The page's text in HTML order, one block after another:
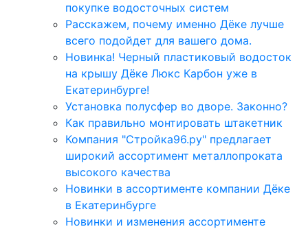
покупке водосточных систем
Расскажем, почему именно Дёке лучше
всего подойдет для вашего дома.
Новинка! Черный пластиковый водосток
на крышу Дёке Люкс Карбон уже в
Екатеринбурге!
Установка полусфер во дворе. Законно?
Как правильно монтировать штакетник
Компания "Стройка96.ру" предлагает
широкий ассортимент металлопроката
высокого качества
Новинки в ассортименте компании Дёке
в Екатеринбурге
Новинки и изменения ассортименте